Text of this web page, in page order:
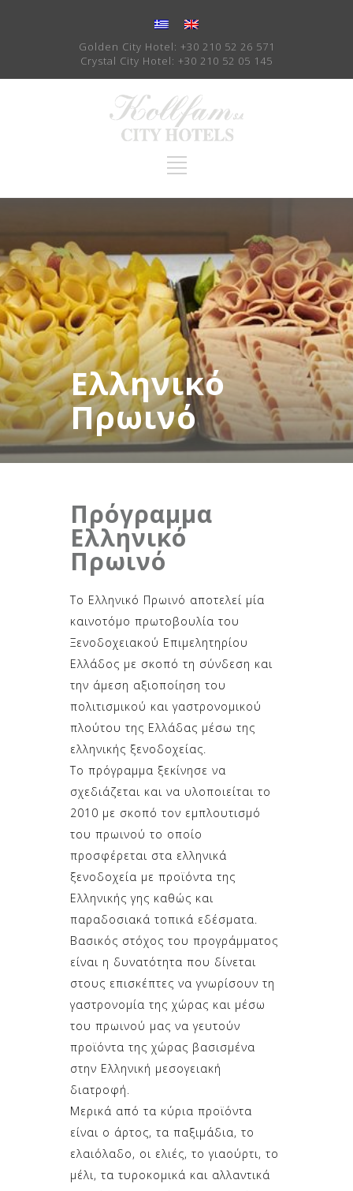
Golden City Hotel: +30 210 52 26 571
Crystal City Hotel: +30 210 52 05 145
Ελληνικό
Πρωινό
Πρόγραμμα
Ελληνικό
Πρωινό
Το Ελληνικό Πρωινό αποτελεί μία
καινοτόμο πρωτοβουλία του
Ξενοδοχειακού Επιμελητηρίου
Ελλάδος με σκοπό τη σύνδεση και
την άμεση αξιοποίηση του
πολιτισμικού και γαστρονομικού
πλούτου της Ελλάδας μέσω της
ελληνικής ξενοδοχείας.
Το πρόγραμμα ξεκίνησε να
σχεδιάζεται και να υλοποιείται το
2010 με σκοπό τον εμπλουτισμό
του πρωινού το οποίο
προσφέρεται στα ελληνικά
ξενοδοχεία με προϊόντα της
Ελληνικής γης καθώς και
παραδοσιακά τοπικά εδέσματα.
Βασικός στόχος του προγράμματος
είναι η δυνατότητα που δίνεται
στους επισκέπτες να γνωρίσουν τη
γαστρονομία της χώρας και μέσω
του πρωινού μας να γευτούν
προϊόντα της χώρας βασισμένα
στην Ελληνική μεσογειακή
διατροφή.
Μερικά από τα κύρια προϊόντα
είναι ο άρτος, τα παξιμάδια, το
ελαιόλαδο, οι ελιές, το γιαούρτι, το
μέλι, τα τυροκομικά και αλλαντικά